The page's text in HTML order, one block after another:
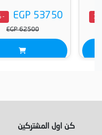
EGP 53750
- 15%
EGP 62500
كن اول المشتركين